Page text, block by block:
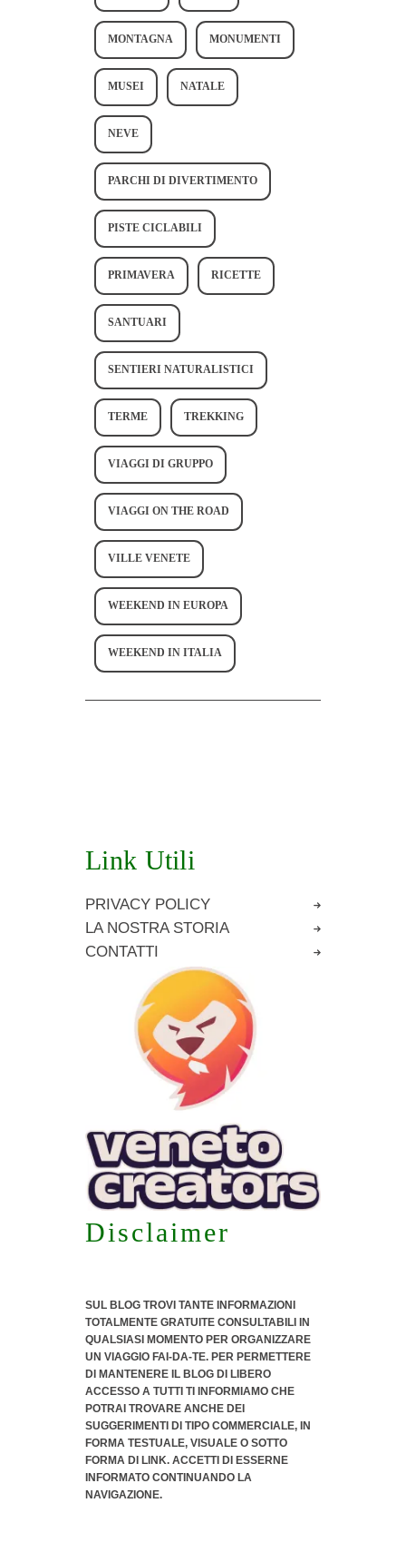
MONTAGNA MONUMENTI
MUSEI NATALE
NEVE
PARCHI DI DIVERTIMENTO
PISTE CICLABILI
PRIMAVERA RICETTE
SANTUARI
SENTIERI NATURALISTICI
TERME TREKKING
VIAGGI DI GRUPPO
VIAGGI ON THE ROAD
VILLE VENETE
WEEKEND IN EUROPA
WEEKEND IN ITALIA
Link Utili
PRIVACY POLICY
LA NOSTRA STORIA
CONTATTI
Disclaimer
SUL BLOG TROVI TANTE INFORMAZIONI
TOTALMENTE GRATUITE CONSULTABILI IN
QUALSIASI MOMENTO PER ORGANIZZARE
UN VIAGGIO FAI-DA-TE. PER PERMETTERE
DI MANTENERE IL BLOG DI LIBERO
ACCESSO A TUTTI TI INFORMIAMO CHE
POTRAI TROVARE ANCHE DEI
SUGGERIMENTI DI TIPO COMMERCIALE, IN
FORMA TESTUALE, VISUALE O SOTTO
FORMA DI LINK. ACCETTI DI ESSERNE
INFORMATO CONTINUANDO LA
NAVIGAZIONE.